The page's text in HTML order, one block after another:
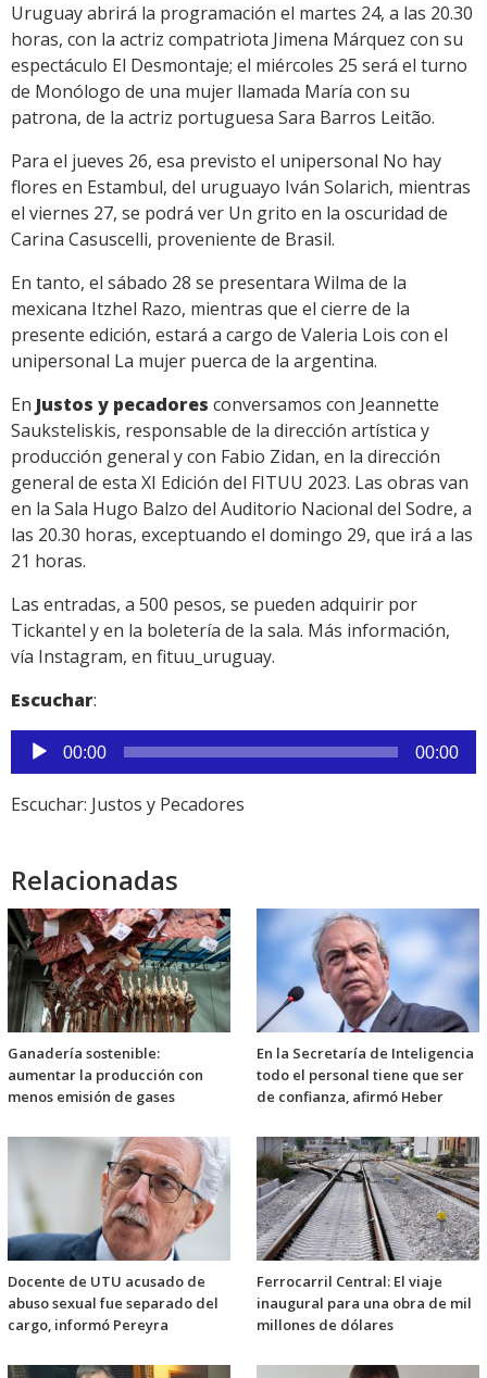
Uruguay abrirá la programación el martes 24, a las 20.30
horas, con la actriz compatriota Jimena Márquez con su
espectáculo El Desmontaje; el miércoles 25 será el turno
de Monólogo de una mujer llamada María con su
patrona, de la actriz portuguesa Sara Barros Leitão.
Para el jueves 26, esa previsto el unipersonal No hay
flores en Estambul, del uruguayo Iván Solarich, mientras
el viernes 27, se podrá ver Un grito en la oscuridad de
Carina Casuscelli, proveniente de Brasil.
En tanto, el sábado 28 se presentara Wilma de la
mexicana Itzhel Razo, mientras que el cierre de la
presente edición, estará a cargo de Valeria Lois con el
unipersonal La mujer puerca de la argentina.
En Justos y pecadores conversamos con Jeannette
Sauksteliskis, responsable de la dirección artística y
producción general y con Fabio Zidan, en la dirección
general de esta XI Edición del FITUU 2023. Las obras van
en la Sala Hugo Balzo del Auditorio Nacional del Sodre, a
las 20.30 horas, exceptuando el domingo 29, que irá a las
21 horas.
Las entradas, a 500 pesos, se pueden adquirir por
Tickantel y en la boletería de la sala. Más información,
vía Instagram, en fituu_uruguay.
Escuchar:
Reproductor
de
audio
00:00 00:00
Escuchar: Justos y Pecadores
Relacionadas
Ganadería sostenible:
aumentar la producción con
menos emisión de gases
En la Secretaría de Inteligencia
todo el personal tiene que ser
de confianza, afirmó Heber
Docente de UTU acusado de
abuso sexual fue separado del
cargo, informó Pereyra
Ferrocarril Central: El viaje
inaugural para una obra de mil
millones de dólares